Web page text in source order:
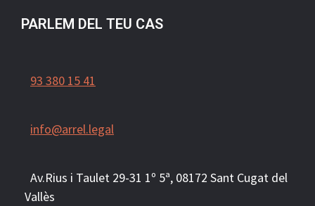
PARLEM DEL TEU CAS
93 380 15 41
info@arrel.legal
Av.Rius i Taulet 29-31 1º 5ª, 08172 Sant Cugat del
Vallès